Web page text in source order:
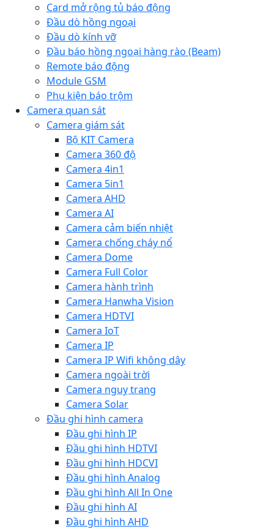
Card mở rộng tủ báo động
Đầu dò hồng ngoại
Đầu dò kính vỡ
Đầu báo hồng ngoại hàng rào (Beam)
Remote báo động
Module GSM
Phụ kiện báo trộm
Camera quan sát
Camera giám sát
Bộ KIT Camera
Camera 360 độ
Camera 4in1
Camera 5in1
Camera AHD
Camera AI
Camera cảm biến nhiệt
Camera chống cháy nổ
Camera Dome
Camera Full Color
Camera hành trình
Camera Hanwha Vision
Camera HDTVI
Camera IoT
Camera IP
Camera IP Wifi không dây
Camera ngoài trời
Camera nguỵ trang
Camera Solar
Đầu ghi hình camera
Đầu ghi hình IP
Đầu ghi hình HDTVI
Đầu ghi hình HDCVI
Đầu ghi hình Analog
Đầu ghi hình All In One
Đầu ghi hình AI
Đầu ghi hình AHD